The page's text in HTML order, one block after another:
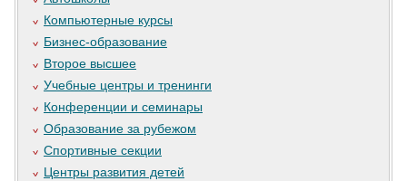
Компьютерные курсы
Бизнес-образование
Второе высшее
Учебные центры и тренинги
Конференции и семинары
Образование за рубежом
Спортивные секции
Центры развития детей